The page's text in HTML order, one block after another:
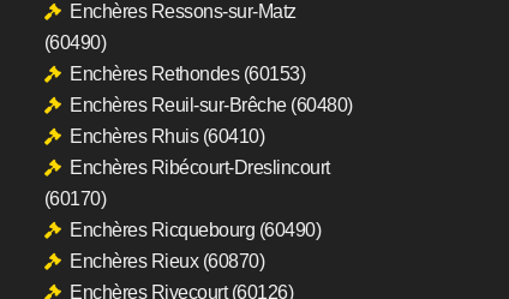
Enchères Ressons-sur-Matz
(60490)
Enchères Rethondes (60153)
Enchères Reuil-sur-Brêche (60480)
Enchères Rhuis (60410)
Enchères Ribécourt-Dreslincourt
(60170)
Enchères Ricquebourg (60490)
Enchères Rieux (60870)
Enchères Rivecourt (60126)